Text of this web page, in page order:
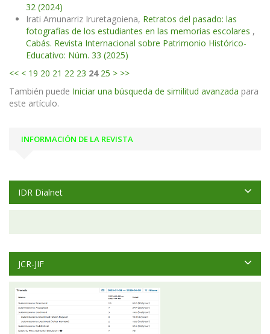
32 (2024)
Irati Amunarriz Iruretagoiena, Retratos del pasado: las
fotografías de los estudiantes en las memorias escolares ,
Cabás. Revista Internacional sobre Patrimonio Histórico-
Educativo: Núm. 33 (2025)
<< < 19 20 21 22 23 24 25 > >>
También puede Iniciar una búsqueda de similitud avanzada para
este artículo.
INFORMACIÓN DE LA REVISTA
IDR Dialnet
JCR-JIF